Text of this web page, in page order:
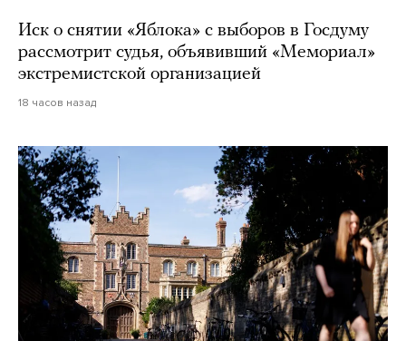
Иск о снятии «Яблока» с выборов в Госдуму
рассмотрит судья, объявивший «Мемориал»
экстремистской организацией
18 часов назад